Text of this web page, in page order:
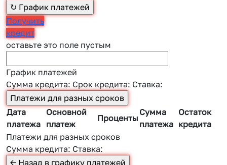
Получить
кредит
оставьте это поле пустым
График платежей
Сумма кредита: Срок кредита: Ставка:
Дата
платежа
Основной
платеж
Проценты
Сумма
платежа
Остаток
кредита
Платежи для разных сроков
Сумма кредита: Ставка: